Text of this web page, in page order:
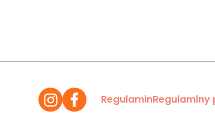
Regulamin